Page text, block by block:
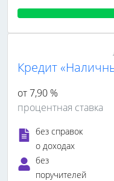
Кредит
от 7,90 %
процентная ставка
без справок
о доходах
без
поручителей